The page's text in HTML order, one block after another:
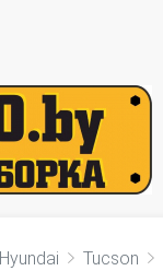
Hyundai Tucson